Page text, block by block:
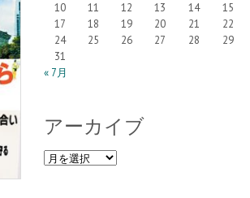
10
11 12 13 14 15
17
18 19 20 21 22
24
25 26 27 28 29
31
« 7月
アーカイブ
ア